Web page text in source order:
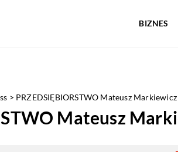
BIZNES
> PRZEDSIĘBIORSTWO Mateusz Markiewicz
Mateusz